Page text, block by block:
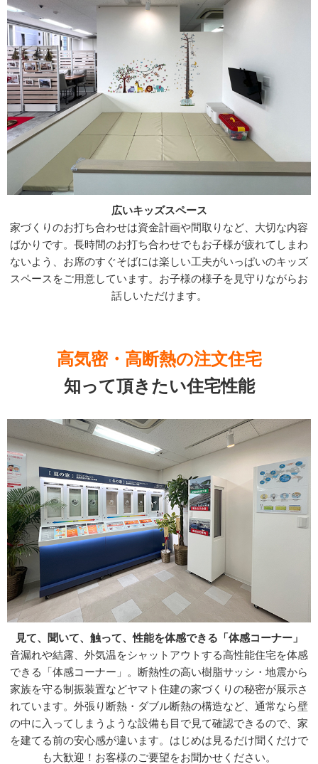
広いキッズスペース
家づくりのお打ち合わせは資金計画や間取りなど、大切な内容
ばかりです。長時間のお打ち合わせでもお子様が疲れてしまわ
ないよう、お席のすぐそばには楽しい工夫がいっぱいのキッズ
スペースをご用意しています。お子様の様子を見守りながらお
話しいただけます。
高気密・高断熱の注文住宅
知って頂きたい住宅性能
見て、聞いて、触って、性能を体感できる「体感コーナー」
音漏れや結露、外気温をシャットアウトする高性能住宅を体感
できる「体感コーナー」。断熱性の高い樹脂サッシ・地震から
家族を守る制振装置などヤマト住建の家づくりの秘密が展示さ
れています。外張り断熱・ダブル断熱の構造など、通常なら壁
の中に入ってしまうような設備も目で見て確認できるので、家
を建てる前の安心感が違います。はじめは見るだけ聞くだけで
も大歓迎！お客様のご要望をお聞かせください。